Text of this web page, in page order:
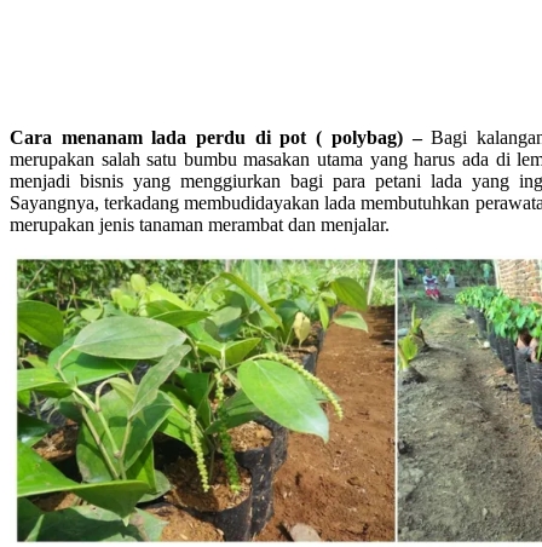
Cara menanam lada perdu di pot ( polybag) –Bagi
merupakan salah satu bumbu masakan utama yang harus ada di
menjadi bisnis yang menggiurkan bagi para petani lada yang
Sayangnya, terkadang membudidayakan lada membutuhkan
merupakan jenis tanaman merambat dan menjalar.